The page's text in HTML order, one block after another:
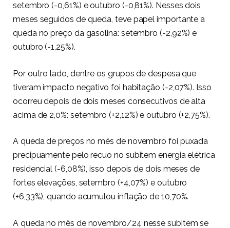
setembro (-0,61%) e outubro (-0,81%). Nesses dois
meses seguidos de queda, teve papel importante a
queda no preço da gasolina: setembro (-2,92%) e
outubro (-1,25%).
Por outro lado, dentre os grupos de despesa que
tiveram impacto negativo foi habitação (-2,07%). Isso
ocorreu depois de dois meses consecutivos de alta
acima de 2,0%: setembro (+2,12%) e outubro (+2,75%).
A queda de preços no mês de novembro foi puxada
precipuamente pelo recuo no subitem energia elétrica
residencial (-6,08%), isso depois de dois meses de
fortes elevações, setembro (+4,07%) e outubro
(+6,33%), quando acumulou inflação de 10,70%.
A queda no mês de novembro/24 nesse subitem se